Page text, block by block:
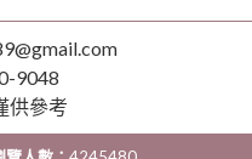
9048
供參考